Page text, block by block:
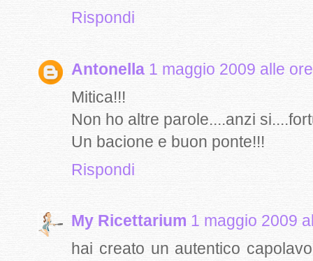
Rispondi
Antonella 1 maggio 2009 alle
Mitica!!!
Non ho altre parole....anzi
Un bacione e buon ponte!!!
Rispondi
My Ricettarium 1 maggio 2009
hai creato un autentico